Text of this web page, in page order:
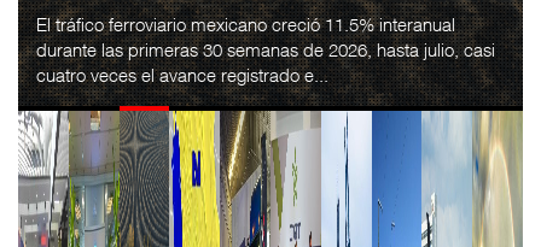
El tráfico ferroviario mexicano creció 11.5% interanual
durante las primeras 30 semanas de 2026, hasta julio, casi
cuatro veces el avance registrado e...